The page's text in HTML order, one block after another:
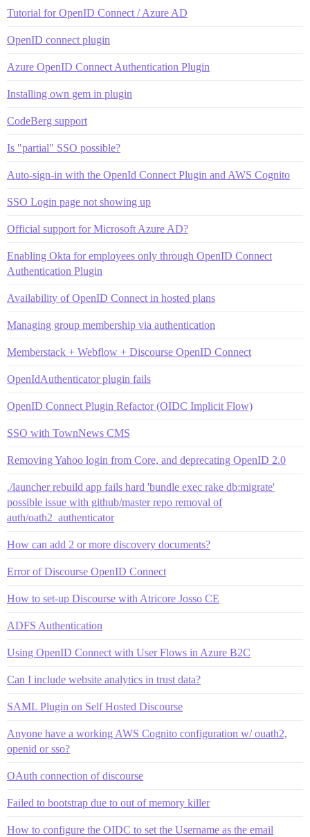
Tutorial for OpenID Connect / Azure AD
OpenID connect plugin
Azure OpenID Connect Authentication Plugin
Installing own gem in plugin
CodeBerg support
Is "partial" SSO possible?
Auto-sign-in with the OpenId Connect Plugin and AWS Cognito
SSO Login page not showing up
Official support for Microsoft Azure AD?
Enabling Okta for employees only through OpenID Connect
Authentication Plugin
Availability of OpenID Connect in hosted plans
Managing group membership via authentication
Memberstack + Webflow + Discourse OpenID Connect
OpenIdAuthenticator plugin fails
OpenID Connect Plugin Refactor (OIDC Implicit Flow)
SSO with TownNews CMS
Removing Yahoo login from Core, and deprecating OpenID 2.0
./launcher rebuild app fails hard 'bundle exec rake db:migrate'
possible issue with github/master repo removal of
auth/oath2_authenticator
How can add 2 or more discovery documents?
Error of Discourse OpenID Connect
How to set-up Discourse with Atricore Josso CE
ADFS Authentication
Using OpenID Connect with User Flows in Azure B2C
Can I include website analytics in trust data?
SAML Plugin on Self Hosted Discourse
Anyone have a working AWS Cognito configuration w/ ouath2,
openid or sso?
OAuth connection of discourse
Failed to bootstrap due to out of memory killer
How to configure the OIDC to set the Username as the email